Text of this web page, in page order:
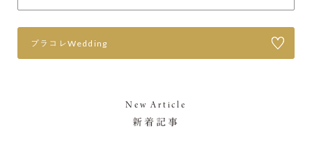
プラコレWedding
New Article
新着記事